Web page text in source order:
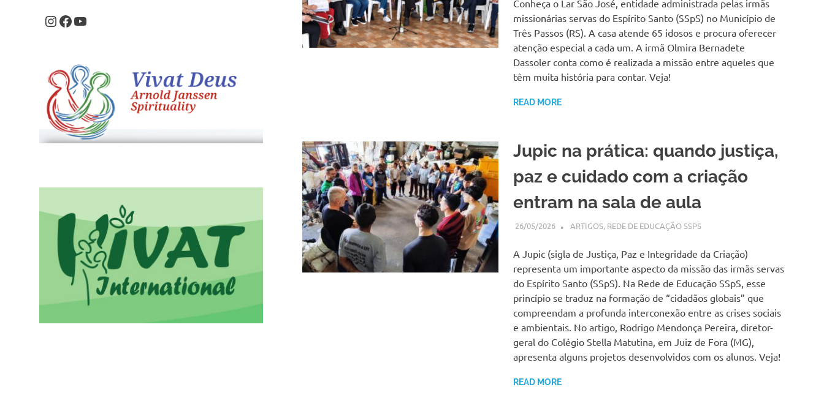
Conheça o Lar São José, entidade administrada pelas irmãs
missionárias servas do Espírito Santo (SSpS) no Município de
Três Passos (RS). A casa atende 65 idosos e procura oferecer
atenção especial a cada um. A irmã Olmira Bernadete
Dassoler conta como é realizada a missão entre aqueles que
têm muita história para contar. Veja!
READ MORE
Jupic na prática: quando justiça,
paz e cuidado com a criação
entram na sala de aula
26/05/2026 SSPS BRASIL
ARTIGOS, REDE DE EDUCAÇÃO SSPS
A Jupic (sigla de Justiça, Paz e Integridade da Criação)
representa um importante aspecto da missão das irmãs servas
do Espírito Santo (SSpS). Na Rede de Educação SSpS, esse
princípio se traduz na formação de “cidadãos globais” que
compreendam a profunda interconexão entre as crises sociais
e ambientais. No artigo, Rodrigo Mendonça Pereira, diretor-
geral do Colégio Stella Matutina, em Juiz de Fora (MG),
apresenta alguns projetos desenvolvidos com os alunos. Veja!
READ MORE
Instagram
Facebook
Youtube